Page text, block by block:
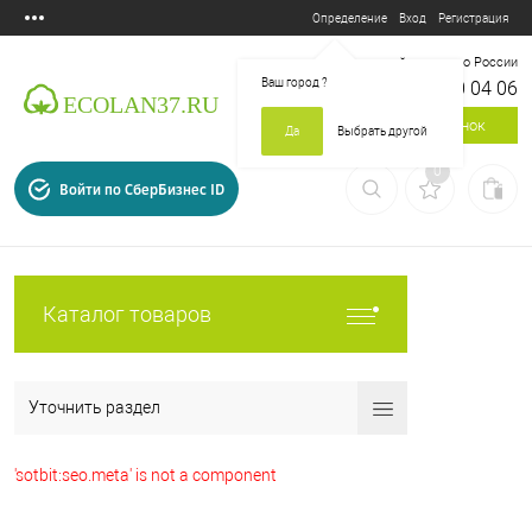
Определение
Ваш город?
Да Выбрать другой
Вход Регистрация
Бесплатный звонок по России
8 800 700 04 06
Заказать звонок
Войти по СберБизнес ID
0
Каталог товаров
Уточнить раздел
'sotbit:seo.meta' is not a component